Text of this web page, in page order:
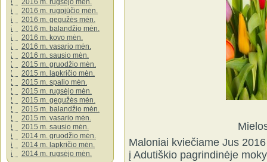
2016 m. rugsėjo mėn.
2016 m. rugpjūčio mėn.
2016 m. gegužės mėn.
2016 m. balandžio mėn.
2016 m. kovo mėn.
2016 m. vasario mėn.
2016 m. sausio mėn.
2015 m. gruodžio mėn.
2015 m. lapkričio mėn.
2015 m. spalio mėn.
2015 m. rugsėjo mėn.
2015 m. gegužės mėn.
2015 m. balandžio mėn.
2015 m. vasario mėn.
2015 m. sausio mėn.
2014 m. gruodžio mėn.
2014 m. lapkričio mėn.
2014 m. rugsėjo mėn.
Maloniai kviečiame Jus
į Adutiškio pagrindinėje